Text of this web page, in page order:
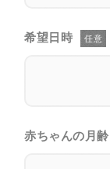
希望日時 任意
赤ちゃんの月齢